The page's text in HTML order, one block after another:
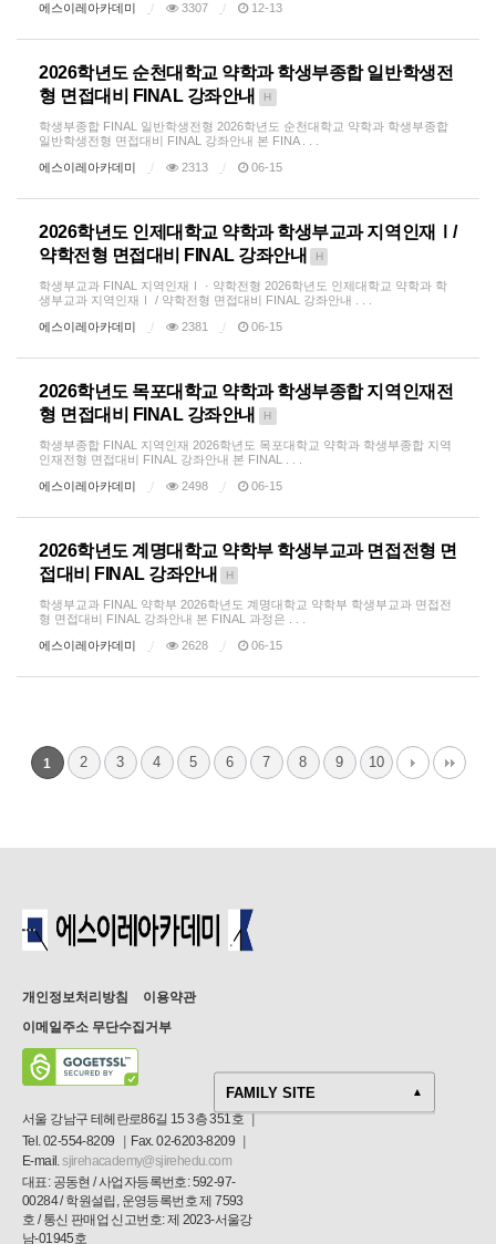
에스이레아카데미
3307 12-13
2026학년도 순천대학교 약학과 학생부종합 일반학생전
형 면접대비 FINAL 강좌안내
H
학생부종합 FINAL 일반학생전형 2026학년도 순천대학교 약학과 학생부종합
일반학생전형 면접대비 FINAL 강좌안내 본 FINA . . .
에스이레아카데미
2313 06-15
2026학년도 인제대학교 약학과 학생부교과 지역인재Ⅰ/
약학전형 면접대비 FINAL 강좌안내
H
학생부교과 FINAL 지역인재Ⅰ · 약학전형 2026학년도 인제대학교 약학과 학
생부교과 지역인재Ⅰ / 약학전형 면접대비 FINAL 강좌안내 . . .
에스이레아카데미
2381 06-15
2026학년도 목포대학교 약학과 학생부종합 지역인재전
형 면접대비 FINAL 강좌안내
H
학생부종합 FINAL 지역인재 2026학년도 목포대학교 약학과 학생부종합 지역
인재전형 면접대비 FINAL 강좌안내 본 FINAL . . .
에스이레아카데미
2498 06-15
2026학년도 계명대학교 약학부 학생부교과 면접전형 면
접대비 FINAL 강좌안내
H
학생부교과 FINAL 약학부 2026학년도 계명대학교 약학부 학생부교과 면접전
형 면접대비 FINAL 강좌안내 본 FINAL 과정은 . . .
에스이레아카데미
2628 06-15
1 2 3 4 5 6 7 8 9 10
개인정보처리방침
이용약관
이메일주소 무단수집거부
서울 강남구 테헤란로86길 15 3층 351호
Tel. 02-554-8209
Fax. 02-6203-8209
E-mail.sjirehacademy@sjirehedu.com
대표: 공동현 / 사업자등록번호: 592-97-
00284 / 학원설립, 운영등록번호 제 7593
호 / 통신 판매업 신고번호: 제 2023-서울강
남-01945호
FAMILY SITE ▲
에스이레아카데미|국내대학
에스이레아카데미|일본의치대